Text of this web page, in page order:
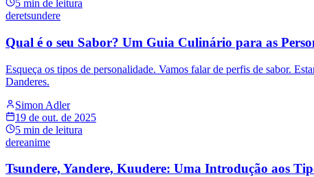
5 min de leitura
deretsundere
Qual é o seu Sabor? Um Guia Culinário para as
Esqueça os tipos de personalidade. Vamos falar de perfis de sabor.
Danderes.
Simon Adler
19 de out. de 2025
5 min de leitura
dereanime
Tsundere, Yandere, Kuudere: Uma Introdução aos